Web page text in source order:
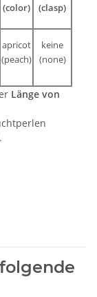
(color)
(clasp)
apricot
(peach)
keine
(none)
Länge von